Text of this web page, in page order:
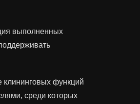
выполненных
клининговых функций
среди которых